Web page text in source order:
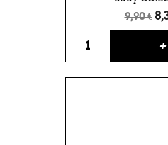
9,90 €
+